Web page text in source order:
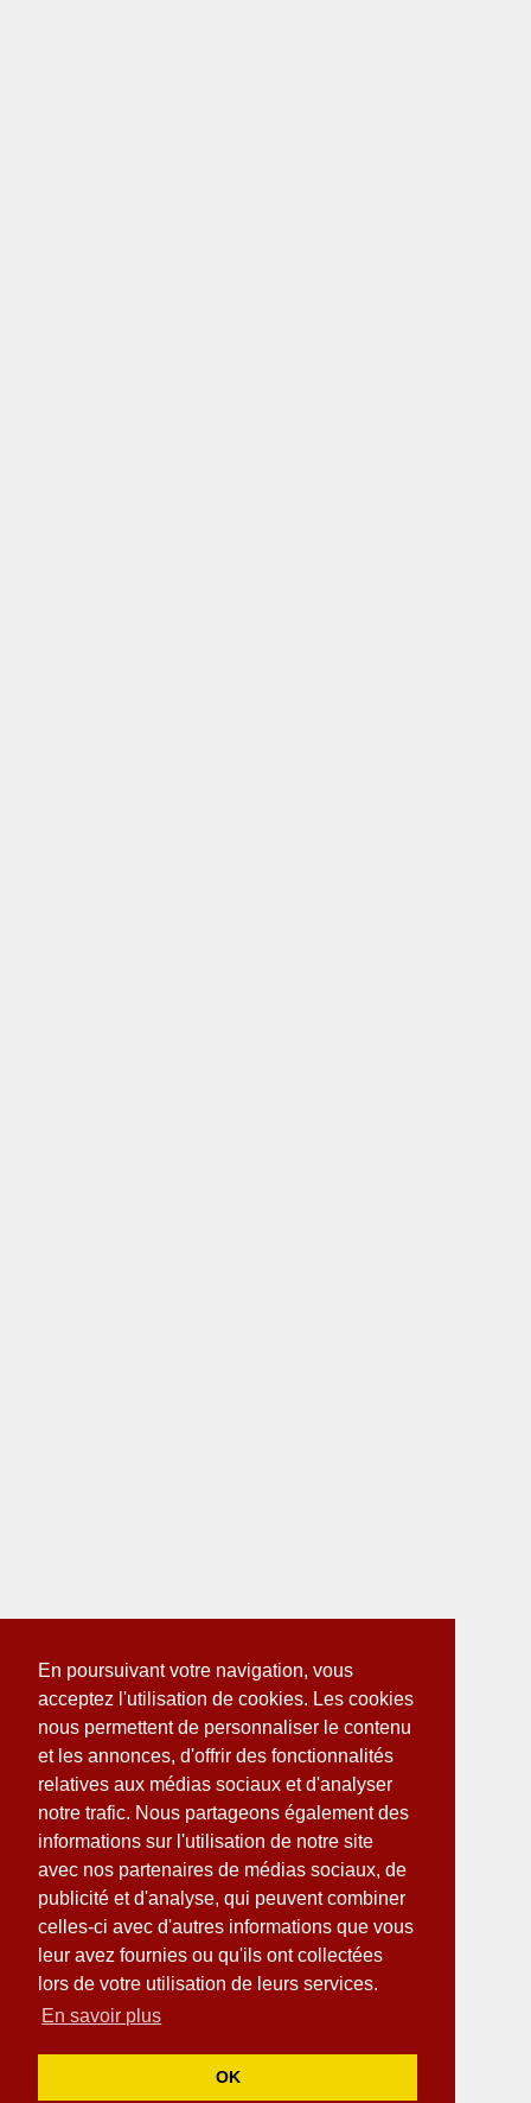
En poursuivant votre navigation, vous
acceptez l'utilisation de cookies. Les cookies
nous permettent de personnaliser le contenu
et les annonces, d'offrir des fonctionnalités
relatives aux médias sociaux et d'analyser
notre trafic. Nous partageons également des
informations sur l'utilisation de notre site
avec nos partenaires de médias sociaux, de
publicité et d'analyse, qui peuvent combiner
celles-ci avec d'autres informations que vous
leur avez fournies ou qu'ils ont collectées
lors de votre utilisation de leurs services.
En savoir plus
OK